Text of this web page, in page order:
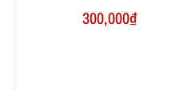
300,000₫